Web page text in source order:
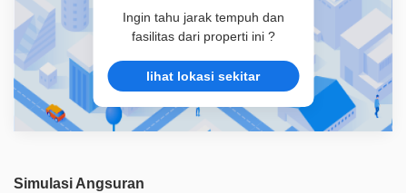
Ingin tahu jarak tempuh dan
fasilitas dari properti ini ?
lihat lokasi sekitar
Simulasi Angsuran